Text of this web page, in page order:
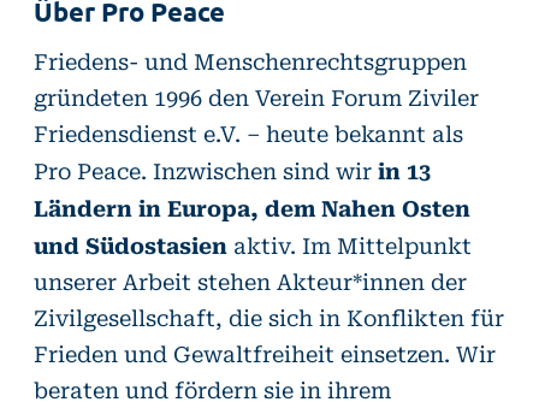
Über Pro Peace
Friedens- und Menschenrechtsgruppen
gründeten 1996 den Verein Forum Ziviler
Friedensdienst e.V. – heute bekannt als
Pro Peace. Inzwischen sind wirin 13
Ländern in Europa, dem Nahen Osten
und Südostasien aktiv. Im Mittelpunkt
unserer Arbeit stehen Akteur*innen der
Zivilgesellschaft, die sich in Konflikten für
Frieden und Gewaltfreiheit einsetzen. Wir
beraten und fördern sie in ihrem